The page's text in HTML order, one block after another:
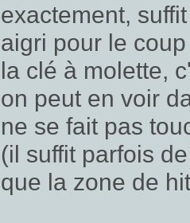
exactement,
aigri pour le
la clé à molette,
on peut en voir
ne se fait pas
(il suffit parfois
que la zone de